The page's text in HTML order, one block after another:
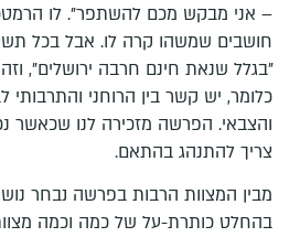
– אני מבקש מכם להשתפר". לו
חושבים שמשהו קרה לו. אבל בכל
"בגלל שנאת חינם חרבה ירושלים",
כלומר, יש קשר בין הרוחני והתרבותי
והצבאי. הפרשה מזכירה לנו שכאשר
צריך להתנהג בהתאם.
מבין המצוות הרבות בפרשה נבחר
בהחלט כותרת-על של כמה וכמה